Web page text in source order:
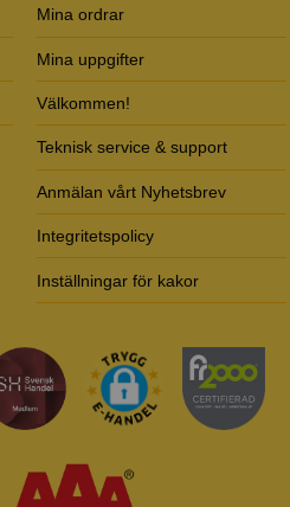
Mina ordrar
Mina uppgifter
Välkommen!
Teknisk service & support
Anmälan vårt Nyhetsbrev
Integritetspolicy
Inställningar för kakor